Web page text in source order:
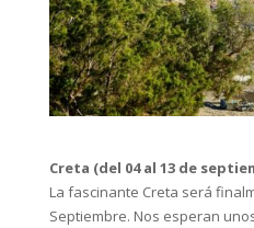
Creta (del 04 al 13 de
La fascinante Creta será
Septiembre. Nos esperan